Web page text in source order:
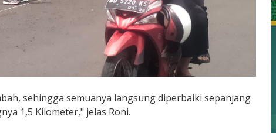
sehingga semuanya langsung diperbaiki sepanjang
1,5 Kilometer," jelas Roni.